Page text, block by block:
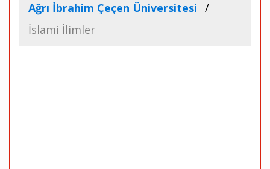
Ağrı İbrahim Çeçen Üniversitesi
İslami İlimler